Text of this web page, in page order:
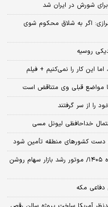
برای شورش در ایران شد
اگر به شلاق محکوم شوی
روسیه
این کار را نمی‌کنیم + فیلم
با مواضع قبلی وی متناقض است
را از سر گرفتند
خداحافظی لیونل مسی
دست کشورهای منطقه تأمین شود
پیش بینی بورس فردا شنبه ۱۷ مردادماه ۱۴۰۵/ موتور رشد بازار سهام روشن
مکه